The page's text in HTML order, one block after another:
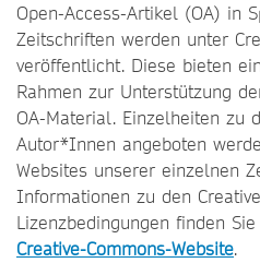
Open-Access-Artikel (OA) in
Zeitschriften werden unter
veröffentlicht. Diese bieten
Rahmen zur Unterstützung
OA-Material. Einzelheiten zu
Autor*Innen angeboten
Websites unserer einzelnen
Informationen zu den
Lizenzbedingungen finden
Creative-Commons-Website.